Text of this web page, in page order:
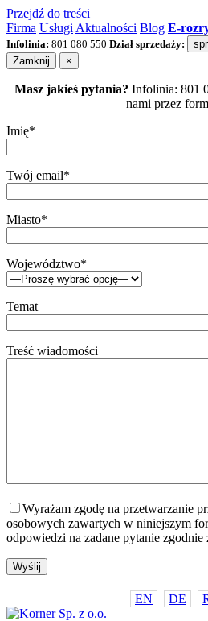
Przejdź do treści
Firma Usługi Aktualności Blog E-
Infolinia: 801 080 550 Dział sprzedaży:
Zamknij
×
Masz jakieś pytania? Infolinia: 801
nami przez
Imię*
Twój email*
Miasto*
Województwo*
Temat
Treść wiadomości
Wyrażam zgodę na przetwarzanie
osobowych zawartych w niniejszym
odpowiedzi na zadane pytanie zgodnie
EN DE